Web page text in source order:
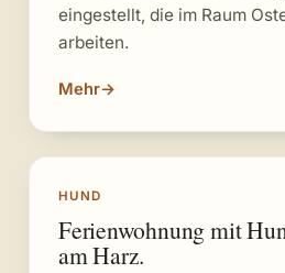
eingestellt, die im Raum
arbeiten.
Mehr→
HUND
Ferienwohnung mit
am Harz.